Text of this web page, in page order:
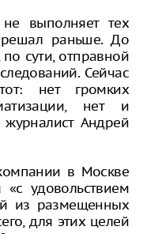
выполняет тех
раньше. До
сути, отправной
Сейчас
нет громких
нет и
журналист Андрей
в Москве
«с удовольствием
из размещенных
для этих целей